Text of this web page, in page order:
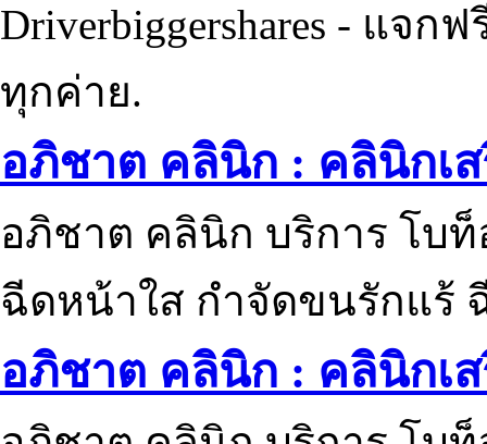
Driverbiggershares - แจก
ทุกค่าย.
อภิชาต คลินิก : คลินิกเ
อภิชาต คลินิก บริการ โบ
ฉีดหน้าใส กำจัดขนรักแร้
อภิชาต คลินิก : คลินิกเ